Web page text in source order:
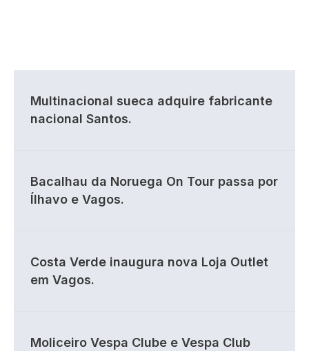
Multinacional sueca adquire fabricante
nacional Santos.
Bacalhau da Noruega On Tour passa por
Ílhavo e Vagos.
Costa Verde inaugura nova Loja Outlet
em Vagos.
Moliceiro Vespa Clube e Vespa Club